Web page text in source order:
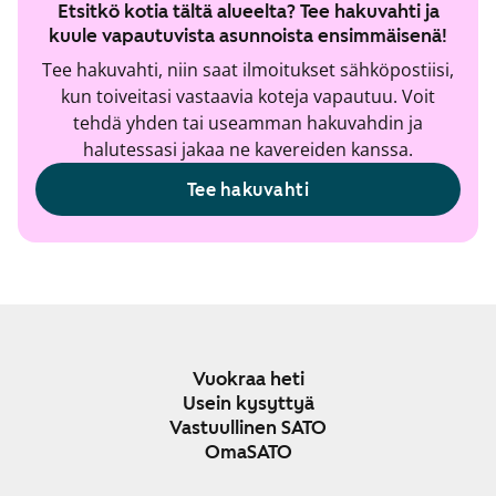
Etsitkö kotia tältä alueelta? Tee hakuvahti ja
kuule vapautuvista asunnoista ensimmäisenä!
Tee hakuvahti, niin saat ilmoitukset sähköpostiisi,
kun toiveitasi vastaavia koteja vapautuu. Voit
tehdä yhden tai useamman hakuvahdin ja
halutessasi jakaa ne kavereiden kanssa.
Tee hakuvahti
Vuokraa heti
Usein kysyttyä
Vastuullinen SATO
OmaSATO